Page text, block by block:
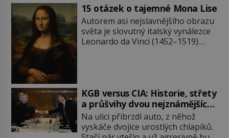
15 otázek o tajemné Mona Lise
Autorem asi nejslavnějšího obrazu
světa je slovutný italský vynálezce
Leonardo da Vinci (1452–1519).
pověsil Napoleon? Samotný císař
Napoleon Bonaparte (1769–1821)
má pro malbu slabost, a tak si ji
ještě jako první konzul přemístí do
své ložnice v Tuilerisjkém […]
KGB versus CIA: Historie, střety
a průšvihy dvou nejznámějších
tajných služeb historie
Na ulici přibrzdí auto, z něhož
vyskáče dvojice urostlých chlapíků.